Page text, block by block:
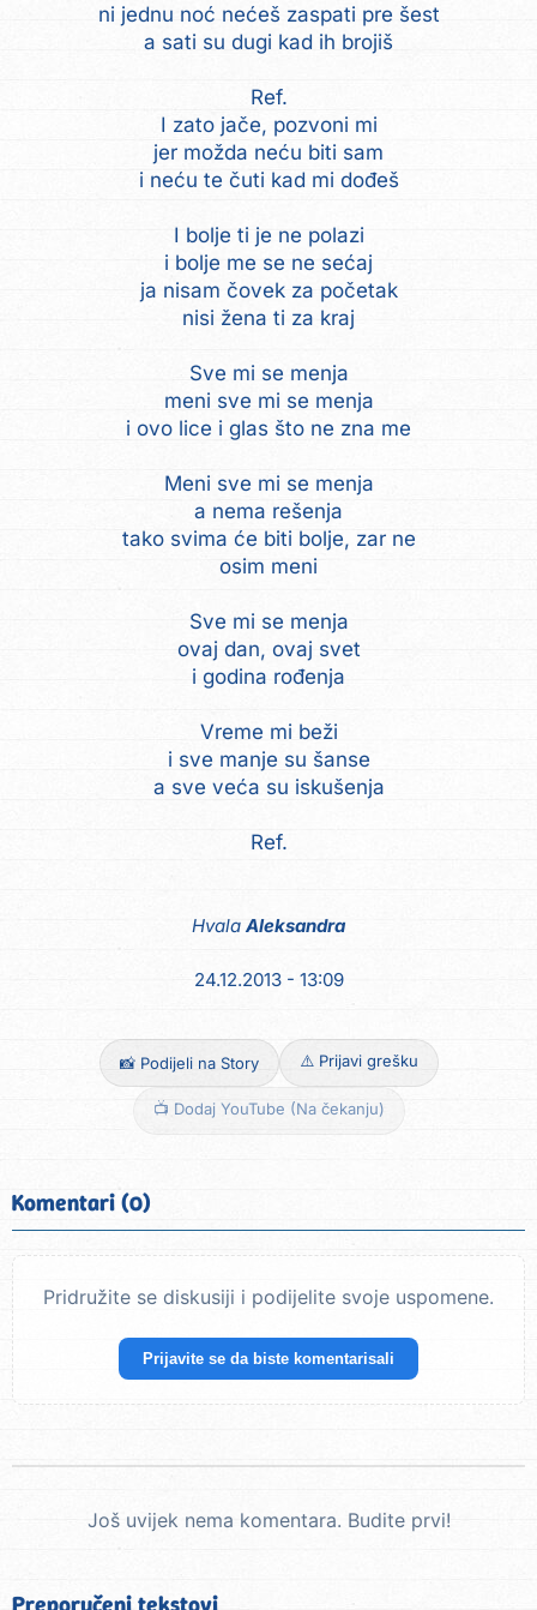
ni jednu noć nećeš zaspati pre šest
a sati su dugi kad ih brojiš
Ref.
I zato jače, pozvoni mi
jer možda neću biti sam
i neću te čuti kad mi dođeš
I bolje ti je ne polazi
i bolje me se ne sećaj
ja nisam čovek za početak
nisi žena ti za kraj
Sve mi se menja
meni sve mi se menja
i ovo lice i glas što ne zna me
Meni sve mi se menja
a nema rešenja
tako svima će biti bolje, zar ne
osim meni
Sve mi se menja
ovaj dan, ovaj svet
i godina rođenja
Vreme mi beži
i sve manje su šanse
a sve veća su iskušenja
Ref.
HvalaAleksandra
24.12.2013 - 13:09
📸 Podijeli na Story ⚠️ Prijavi grešku
📺 Dodaj YouTube (Na čekanju)
Komentari (0)
Pridružite se diskusiji i podijelite svoje uspomene.
Prijavite se da biste komentarisali
Još uvijek nema komentara. Budite prvi!